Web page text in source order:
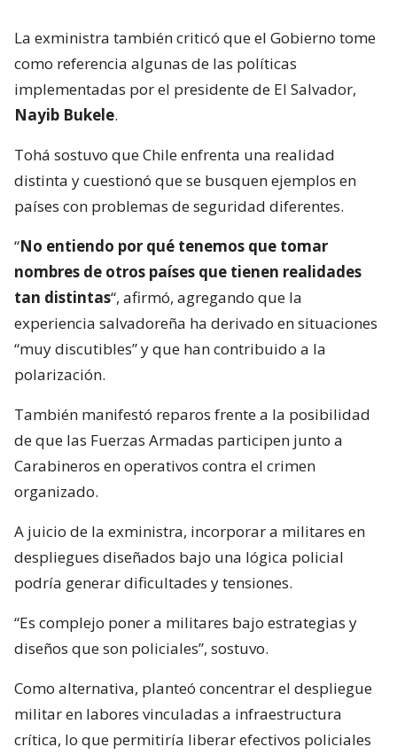
La exministra también criticó que el Gobierno tome
como referencia algunas de las políticas
implementadas por el presidente de El Salvador,
Nayib Bukele.
Tohá sostuvo que Chile enfrenta una realidad
distinta y cuestionó que se busquen ejemplos en
países con problemas de seguridad diferentes.
“No entiendo por qué tenemos que tomar
nombres de otros países que tienen realidades
tan distintas“, afirmó, agregando que la
experiencia salvadoreña ha derivado en situaciones
“muy discutibles” y que han contribuido a la
polarización.
También manifestó reparos frente a la posibilidad
de que las Fuerzas Armadas participen junto a
Carabineros en operativos contra el crimen
organizado.
A juicio de la exministra, incorporar a militares en
despliegues diseñados bajo una lógica policial
podría generar dificultades y tensiones.
“Es complejo poner a militares bajo estrategias y
diseños que son policiales”, sostuvo.
Como alternativa, planteó concentrar el despliegue
militar en labores vinculadas a infraestructura
crítica, lo que permitiría liberar efectivos policiales